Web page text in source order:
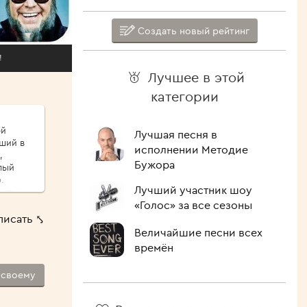
в
⤣
Создать новый рейтинг
Лучшее в этой
категории
Лучшая песня в
исполнении Методие
Бужора
Лучший участник шоу
«Голос» за все сезоны
Величайшие песни всех
времён